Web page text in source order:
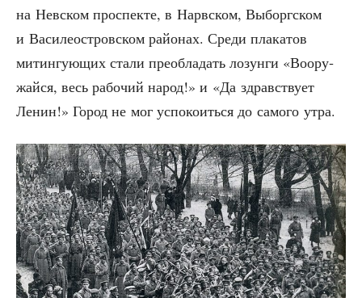
на Нев­ском про­спек­те, в Нарв­ском, Выборг­ском
и Васи­ле­ост­ров­ском рай­о­нах. Сре­ди пла­ка­тов
митин­гу­ю­щих ста­ли пре­об­ла­дать лозун­ги «Воору­
жай­ся, весь рабо­чий народ!» и «Да здрав­ству­ет
Ленин!» Город не мог успо­ко­ить­ся до само­го утра.